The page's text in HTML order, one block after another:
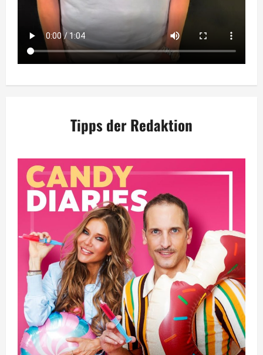
Tipps der Redaktion